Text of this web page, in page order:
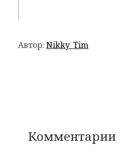
Автор: Nikky_Tim
Комментарии